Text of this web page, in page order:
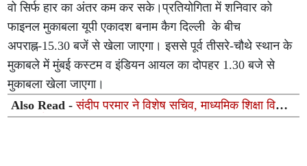
वो सिर्फ हार का अंतर कम कर सके।प्रतियोगिता में शनिवार को
फाइनल मुकाबला यूपी एकादश बनाम कैग दिल्ली के बीच
अपराह्न-15.30 बजें से खेला जाएगा। इससे पूर्व तीसरे-चौथे स्थान के
मुकाबले में मुंबई कस्टम व इंडियन आयल का दोपहर 1.30 बजे से
मुकाबला खेला जाएगा।
Also Read -संदीप परमार ने विशेष सचिव, माध्यमिक शिक्षा विभाग
का कार्यभार संभाला